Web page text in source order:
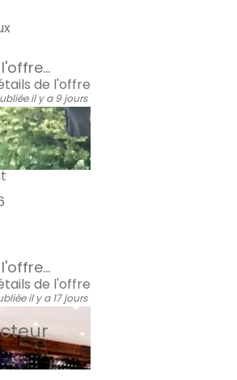
de l'offre
il y a 9 jours
de l'offre
il y a 17 jours